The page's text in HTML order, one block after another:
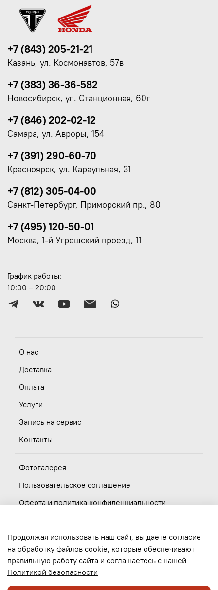
О нас
Доставка
Оплата
Услуги
Запись на сервис
Контакты
Фотогалерея
Пользовательское соглашение
Оферта и политика конфиденциальности
Вакансии
Обратная связь
График работы:
10:00 – 20:00
+7 (843) 205-21-21
Казань, ул. Космонавтов, 57в
+7 (383) 36-36-582
Новосибирск, ул. Станционная, 60г
+7 (846) 202-02-12
Самара, ул. Авроры, 154
+7 (391) 290-60-70
Красноярск, ул. Караульная, 31
+7 (812) 305-04-00
Санкт-Петербург, Приморский пр., 80
+7 (495) 120-50-01
Москва, 1-й Угрешский проезд, 11
Продолжая использовать наш сайт, вы даете согласие
на обработку файлов cookie, которые обеспечивают
правильную работу сайта и соглашаетесь с нашей
Политикой безопасности